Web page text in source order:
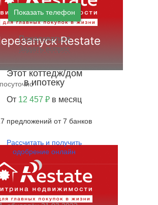
Показать телефон
Пожаловаться
Задать вопрос
Этот коттедж/дом
в ипотеку
От 12 457 ₽ в месяц
предложений от 7 банков
Рассчитать и получить
одобрение онлайн